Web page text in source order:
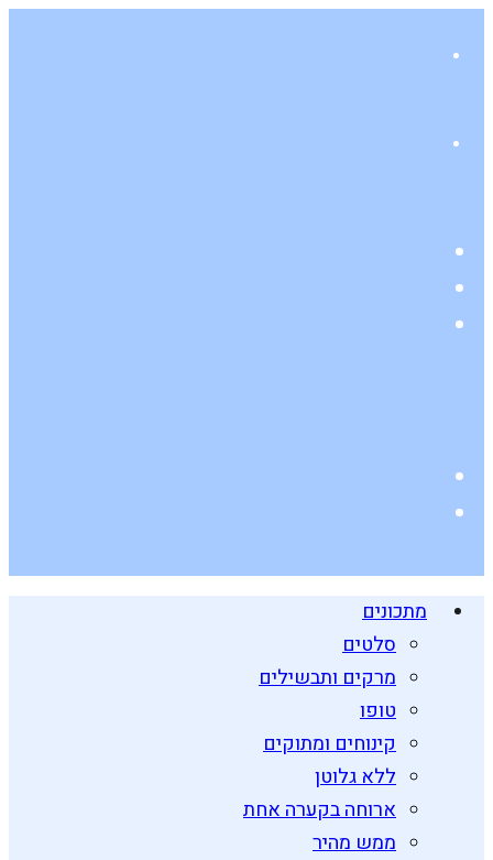
מתכונים
סלטים
מרקים ותבשילים
טופו
קינוחים ומתוקים
ללא גלוטן
ארוחה בקערה אחת
ממש מהיר